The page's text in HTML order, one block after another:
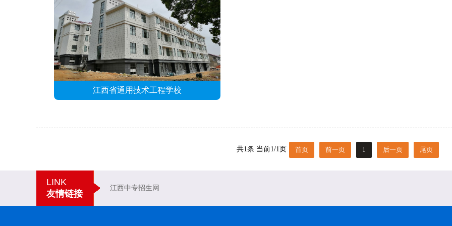
江西省通用技术工程学校
共1条 当前1/1页 首页 前一页 1 后一页 尾页
LINK
友情链接
江西中专招生网